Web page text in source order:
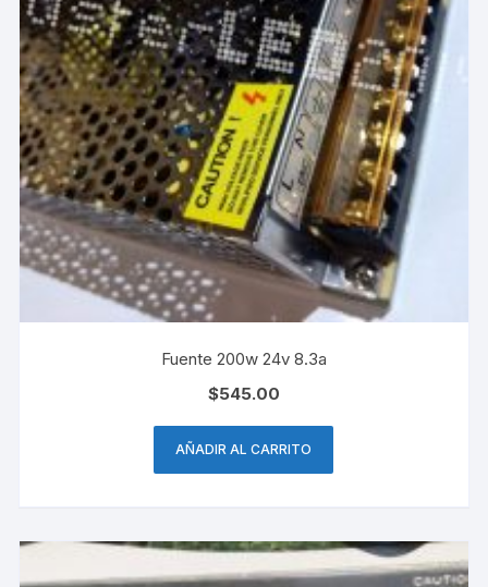
Fuente 200w 24v 8.3a
$545.00
AÑADIR AL CARRITO